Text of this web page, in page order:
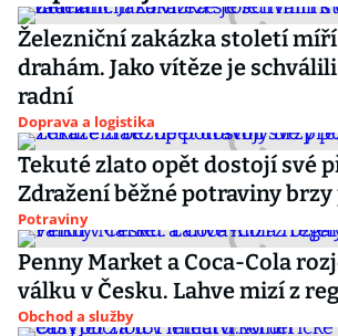
Železniční zakázka století
drahám. Jako vítěze je
radní
Doprava a logistika
Tekuté zlato opět dostojí své
Zdražení běžné potraviny
Potraviny
Penny Market a Coca-Cola
válku v Česku. Lahve mizí z
Obchod a služby